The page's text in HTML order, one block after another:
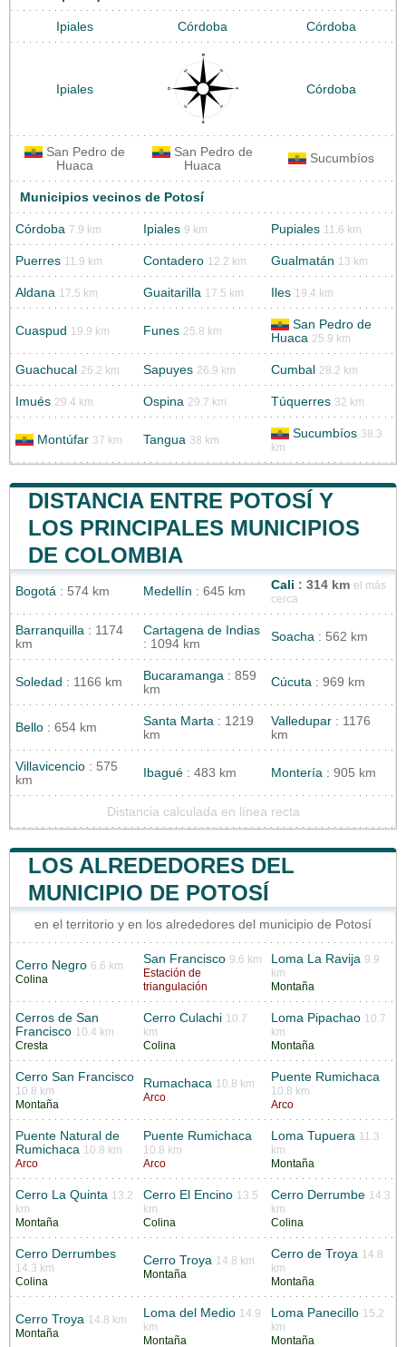
Ipiales Córdoba Córdoba
Ipiales Córdoba
San Pedro de
Huaca
San Pedro de
Huaca
Sucumbíos
Municipios vecinos de Potosí
Córdoba 7.9 km Ipiales 9 km Pupiales 11.6 km
Puerres 11.9 km Contadero 12.2 km Gualmatán 13 km
Aldana 17.5 km Guaitarilla 17.5 km Iles 19.4 km
Cuaspud 19.9 km Funes 25.8 km
San Pedro de
Huaca 25.9 km
Guachucal 26.2 km Sapuyes 26.9 km Cumbal 28.2 km
Imués 29.4 km Ospina 29.7 km Túquerres 32 km
Montúfar 37 km Tangua 38 km Sucumbíos 38.3
km
DISTANCIA ENTRE POTOSÍ Y
LOS PRINCIPALES MUNICIPIOS
DE COLOMBIA
Bogotá : 574 km Medellín : 645 km Cali : 314 km el más
cerca
Barranquilla : 1174
km
Cartagena de Indias
: 1094 km
Soacha : 562 km
Soledad : 1166 km Bucaramanga : 859
km
Cúcuta : 969 km
Bello : 654 km Santa Marta : 1219
km
Valledupar : 1176
km
Villavicencio : 575
km
Ibagué : 483 km Montería : 905 km
Distancia calculada en línea recta
LOS ALREDEDORES DEL
MUNICIPIO DE POTOSÍ
en el territorio y en los alrededores del municipio de Potosí
Cerro Negro 6.6 km
Colina
San Francisco 9.6 km
Estación de
triangulación
Loma La Ravija 9.9
km
Montaña
Cerros de San
Francisco 10.4 km
Cresta
Cerro Culachi 10.7
km
Colina
Loma Pipachao 10.7
km
Montaña
Cerro San Francisco
10.8 km
Montaña
Rumachaca 10.8 km
Arco
Puente Rumichaca
10.8 km
Arco
Puente Natural de
Rumichaca 10.8 km
Arco
Puente Rumichaca
10.8 km
Arco
Loma Tupuera 11.3
km
Montaña
Cerro La Quinta 13.2
km
Montaña
Cerro El Encino 13.5
km
Colina
Cerro Derrumbe 14.3
km
Colina
Cerro Derrumbes
14.3 km
Colina
Cerro Troya 14.8 km
Montaña
Cerro de Troya 14.8
km
Montaña
Cerro Troya 14.8 km
Montaña
Loma del Medio 14.9
km
Montaña
Loma Panecillo 15.2
km
Montaña